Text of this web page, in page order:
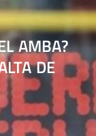
AMBA?
DE